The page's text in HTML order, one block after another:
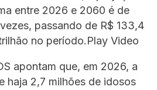
entre 2026 e 2060 é de
passando de R$ 133,4
no período.Play Video
apontam que, em 2026, a
haja 2,7 milhões de idosos